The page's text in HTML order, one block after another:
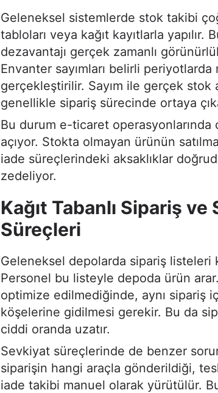
Geleneksel sistemlerde stok takibi
tabloları veya kağıt kayıtlarla yapılır.
dezavantajı gerçek zamanlı
Envanter sayımları belirli
gerçekleştirilir. Sayım ile gerçek stok
genellikle sipariş sürecinde ortaya
Bu durum e-ticaret operasyonlarında
açıyor. Stokta olmayan ürünün
iade süreçlerindeki aksaklıklar
zedeliyor.
Kağıt Tabanlı Sipariş
Süreçleri
Geleneksel depolarda sipariş listeleri
Personel bu listeyle depoda ürün
optimize edilmediğinde, aynı sipariş
köşelerine gidilmesi gerekir. Bu da
ciddi oranda uzatır.
Sevkiyat süreçlerinde de benzer
siparişin hangi araçla gönderildiği,
iade takibi manuel olarak yürütülür.